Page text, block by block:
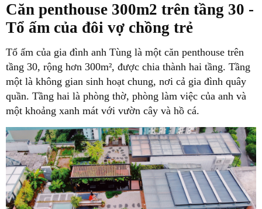
Căn penthouse 300m2 trên tầng 30 -
Tổ ấm của đôi vợ chồng trẻ
Tổ ấm của gia đình anh Tùng là một căn penthouse trên
tầng 30, rộng hơn 300m², được chia thành hai tầng. Tầng
một là không gian sinh hoạt chung, nơi cả gia đình quây
quần. Tầng hai là phòng thờ, phòng làm việc của anh và
một khoảng xanh mát với vườn cây và hồ cá.